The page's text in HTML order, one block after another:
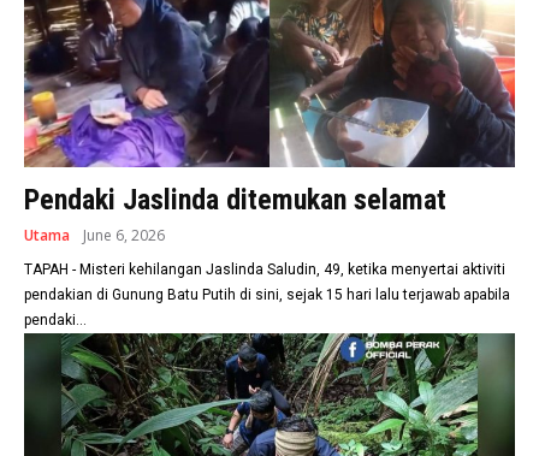
Pendaki Jaslinda ditemukan selamat
Utama June 6, 2026
TAPAH - Misteri kehilangan Jaslinda Saludin, 49, ketika menyertai aktiviti
pendakian di Gunung Batu Putih di sini, sejak 15 hari lalu terjawab apabila
pendaki...